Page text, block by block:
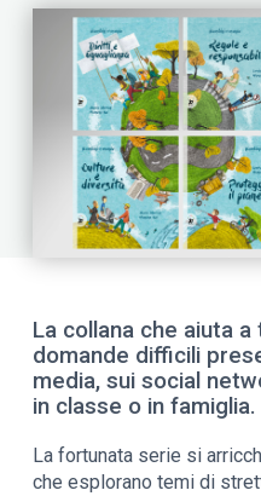
La collana che aiuta
domande difficili
media, sui social
in classe o in famiglia.
La fortunata serie si
che esplorano temi di